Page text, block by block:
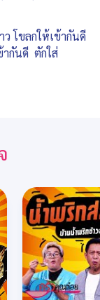
โขลกให้เข้ากันดี
ากันดี ตักใส่